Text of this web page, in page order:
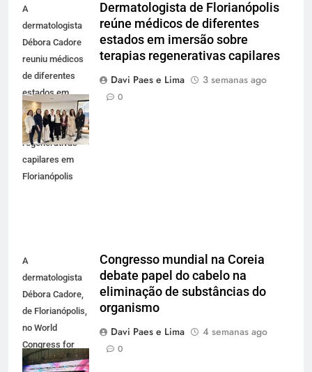
A
dermatologista
Débora Cadore
reuniu médicos
de diferentes
estados em
imersão sobre
terapias
regenerativas
capilares em
Florianópolis
Dermatologista de Florianópolis
reúne médicos de diferentes
estados em imersão sobre
terapias regenerativas capilares
Davi Paes e Lima
3 semanas ago
0
A
dermatologista
Débora Cadore,
de Florianópolis,
no World
Congress for
Hair Research,
Congresso mundial na Coreia
debate papel do cabelo na
eliminação de substâncias do
organismo
Davi Paes e Lima
4 semanas ago
0